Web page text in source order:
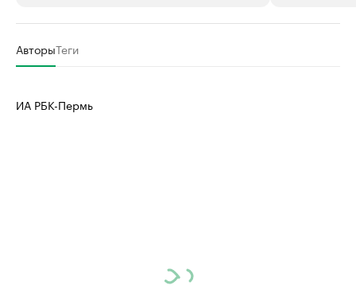
Крупнейшие производители и
Ознакомьтесь с информацией в каталоге
АвторыТеги
ИА РБК-Пермь